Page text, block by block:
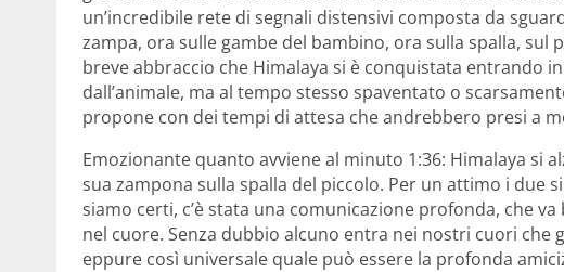
un’incredibile rete di segnali distensivi composta da
zampa, ora sulle gambe del bambino, ora sulla spalla, sul
breve abbraccio che Himalaya si è conquistata entrando
dall’animale, ma al tempo stesso spaventato o
propone con dei tempi di attesa che andrebbero presi a
Emozionante quanto avviene al minuto 1:36: Himalaya si
sua zampona sulla spalla del piccolo. Per un attimo i due
siamo certi, c’è stata una comunicazione profonda, che
nel cuore. Senza dubbio alcuno entra nei nostri cuori
eppure così universale quale può essere la profonda